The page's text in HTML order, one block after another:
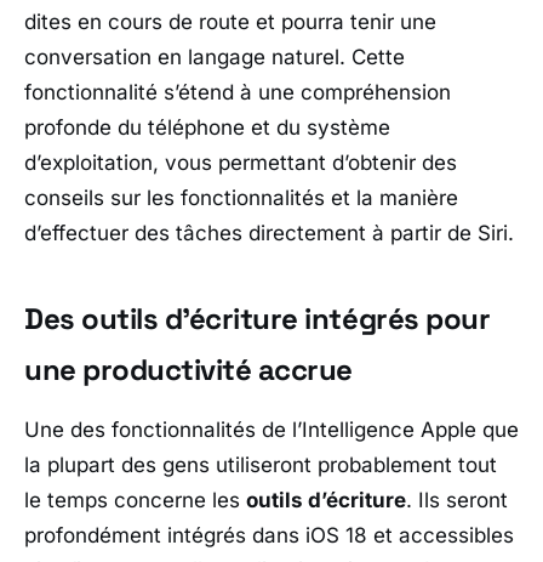
dites en cours de route et pourra tenir une
conversation en langage naturel. Cette
fonctionnalité s’étend à une compréhension
profonde du téléphone et du système
d’exploitation, vous permettant d’obtenir des
conseils sur les fonctionnalités et la manière
d’effectuer des tâches directement à partir de Siri.
Des outils d’écriture intégrés pour
une productivité accrue
Une des fonctionnalités de l’Intelligence Apple que
la plupart des gens utiliseront probablement tout
le temps concerne les outils d’écriture. Ils seront
profondément intégrés dans iOS 18 et accessibles